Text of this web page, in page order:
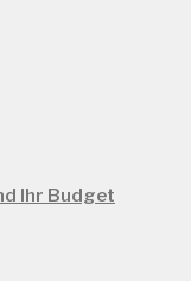
Ihr Budget